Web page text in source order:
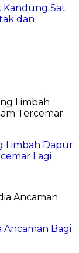
Kandung Sat
dan
Limbah Dapur
Lagi
Ancaman Bagi